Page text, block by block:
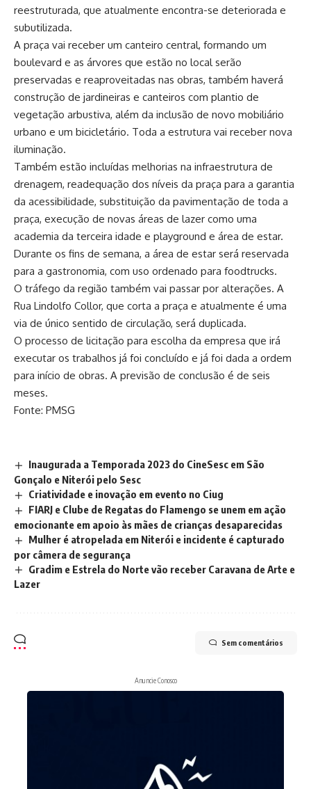
reestruturada, que atualmente encontra-se deteriorada e
subutilizada.
A praça vai receber um canteiro central, formando um
boulevard e as árvores que estão no local serão
preservadas e reaproveitadas nas obras, também haverá
construção de jardineiras e canteiros com plantio de
vegetação arbustiva, além da inclusão de novo mobiliário
urbano e um bicicletário. Toda a estrutura vai receber nova
iluminação.
Também estão incluídas melhorias na infraestrutura de
drenagem, readequação dos níveis da praça para a garantia
da acessibilidade, substituição da pavimentação de toda a
praça, execução de novas áreas de lazer como uma
academia da terceira idade e playground e área de estar.
Durante os fins de semana, a área de estar será reservada
para a gastronomia, com uso ordenado para foodtrucks.
O tráfego da região também vai passar por alterações. A
Rua Lindolfo Collor, que corta a praça e atualmente é uma
via de único sentido de circulação, será duplicada.
O processo de licitação para escolha da empresa que irá
executar os trabalhos já foi concluído e já foi dada a ordem
para início de obras. A previsão de conclusão é de seis
meses.
Fonte: PMSG
Inaugurada a Temporada 2023 do CineSesc em São
Gonçalo e Niterói pelo Sesc
Criatividade e inovação em evento no Ciug
FIARJ e Clube de Regatas do Flamengo se unem em ação
emocionante em apoio às mães de crianças desaparecidas
Mulher é atropelada em Niterói e incidente é capturado
por câmera de segurança
Gradim e Estrela do Norte vão receber Caravana de Arte e
Lazer
Sem comentários
Anuncie Conosco